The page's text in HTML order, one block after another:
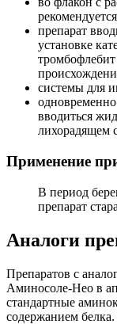
препарат
установке
системы для
вводиться
лихорадящем
Применение
В период
препарат
Аналоги
Препаратов с
Аминосоле-Нео в
стандартные
содержанием